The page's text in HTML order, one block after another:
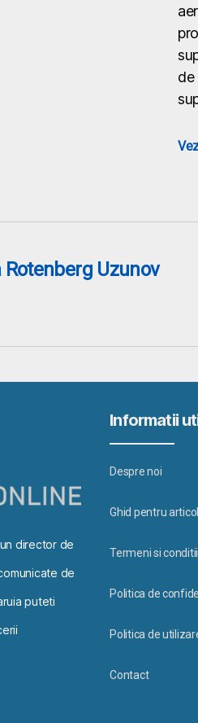
de
Uzunov
director de
de
puteti
Informatii
Despre noi
Ghid pentru
Termeni si conditii
Politica de
Politica de
Contact